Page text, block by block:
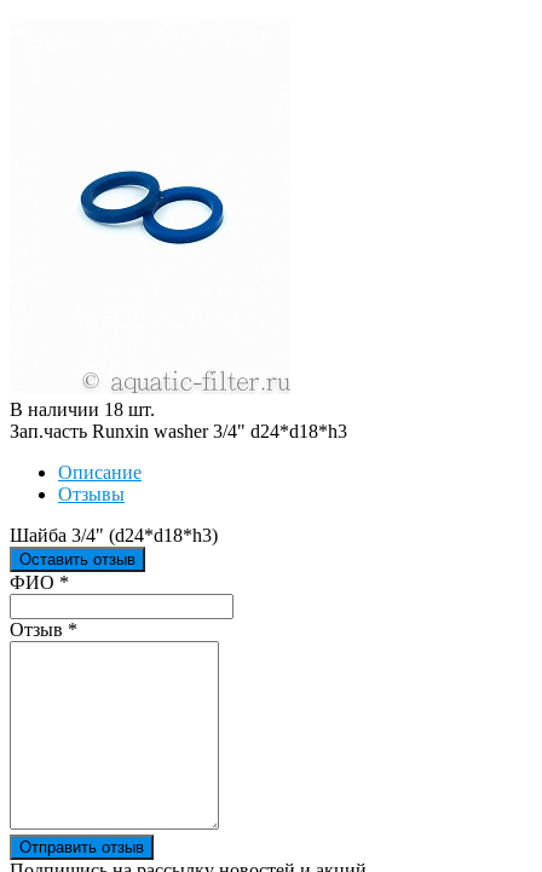
В наличии 18 шт.
Зап.часть Runxin washer 3/4" d24*d18*h3
Описание
Отзывы
Шайба 3/4" (d24*d18*h3)
Оставить отзыв
Ваш отзыв был отправлен!
ФИО *
Отзыв *
Отправить отзыв